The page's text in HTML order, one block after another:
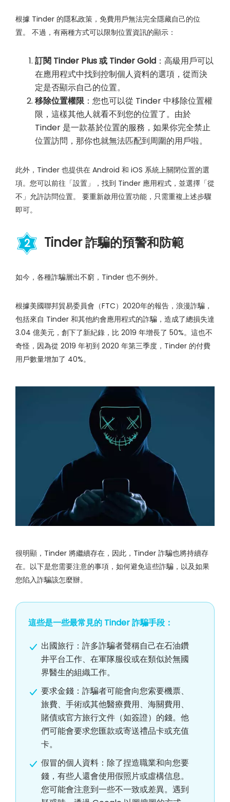
根據 Tinder 的隱私政策，免費用戶無法完全隱藏自己的位
置。 不過，有兩種方式可以限制位置資訊的顯示：
訂閱 Tinder Plus 或 Tinder Gold ：高級用戶可以
在應用程式中找到控制個人資料的選項，從而決
定是否顯示自己的位置。
移除位置權限：您也可以從 Tinder 中移除位置權
限，這樣其他人就看不到您的位置了。由於
Tinder 是一款基於位置的服務，如果你完全禁止
位置訪問，那你也就無法匹配到周圍的用戶啦。
此外，Tinder 也提供在 Android 和 iOS 系統上關閉位置的選
項。您可以前往「設置」，找到 Tinder 應用程式，並選擇「從
不」允許訪問位置。 要重新啟用位置功能，只需重複上述步驟
即可。
2 Tinder 詐騙的預警和防範
如今，各種詐騙層出不窮，Tinder 也不例外。
根據美國聯邦貿易委員會（FTC）2020年的報告，浪漫詐騙，
包括來自 Tinder 和其他約會應用程式的詐騙，造成了總損失達
3.04 億美元，創下了新紀錄，比 2019 年增長了 50%。這也不
奇怪，因為從 2019 年初到 2020 年第三季度，Tinder 的付費
用戶數量增加了 40%。
很明顯，Tinder 將繼續存在，因此，Tinder 詐騙也將持續存
在。以下是您需要注意的事項，如何避免這些詐騙，以及如果
您陷入詐騙該怎麼辦。
這些是一些最常見的 Tinder 詐騙手段：
出國旅行：許多詐騙者聲稱自己在石油鑽
井平台工作、在軍隊服役或在類似於無國
界醫生的組織工作。
要求金錢：詐騙者可能會向您索要機票、
旅費、手術或其他醫療費用、海關費用、
賭債或官方旅行文件（如簽證）的錢。他
們可能會要求您匯款或寄送禮品卡或充值
卡。
假冒的個人資料：除了捏造職業和向您要
錢，有些人還會使用假照片或虛構信息。
您可能會注意到一些不一致或差異。遇到